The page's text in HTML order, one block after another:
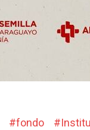
#fondo #